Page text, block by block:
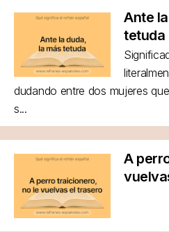
Ante
tetuda
dudando entre dos mujeres
s...
A